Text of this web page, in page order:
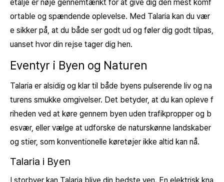
etalje er nøje gennemtænkt for at give dig den mest komf
ortable og spændende oplevelse. Med Talaria kan du vær
e sikker på, at du både ser godt ud og føler dig godt tilpas,
uanset hvor din rejse tager dig hen.
Eventyr i Byen og Naturen
Talaria er alsidig og klar til både byens pulserende liv og na
turens smukke omgivelser. Det betyder, at du kan opleve f
riheden ved at køre gennem byen uden trafikpropper og b
esvær, eller vælge at udforske de naturskønne landskaber
og stier, som konventionelle køretøjer ikke altid kan nå.
Talaria i Byen